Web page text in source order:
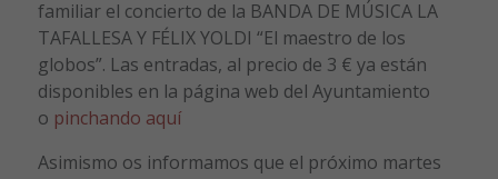
familiar el concierto de la BANDA DE MÚSICA LA
TAFALLESA Y FÉLIX YOLDI “El maestro de los
globos”. Las entradas, al precio de 3 € ya están
disponibles en la página web del Ayuntamiento
o pinchando aquí
Asimismo os informamos que el próximo martes